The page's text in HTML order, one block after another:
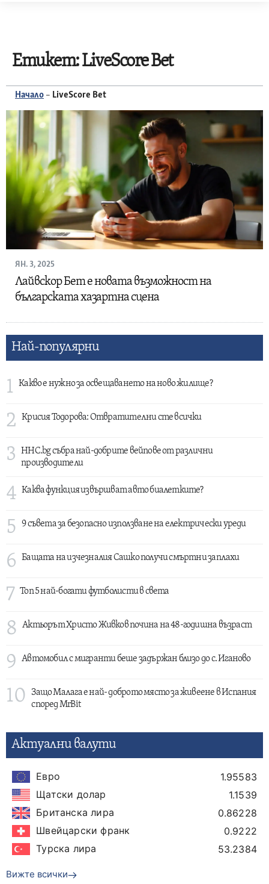
Етикет:LiveScore Bet
Начало – LiveScore Bet
ЯН. 3, 2025
Лайвскор Бет е новата възможност на
българската хазартна сцена
Най-популярни
1 Какво е нужно за освещаването на ново жилище?
2 Крисия Тодорова: Отвратителни сте всички
3
HHC.bg събра най-добрите вейпове от различни
производители
4 Каква функция извършват авто биалетките?
5 9 съвета за безопасно използване на електрически уреди
6 Бащата на изчезналия Сашко получи смъртни заплахи
7 Топ 5 най-богати футболисти в света
8 Актьорът Христо Живков почина на 48-годишна възраст
9 Автомобил с мигранти беше задържан близо до с. Иганово
10
Защо Малага е най- доброто място за живеене в Испания
според MrBit
Актуални валути
Евро
1.95583
Щатски долар
1.1539
Британска лира
0.86228
Швейцарски франк
0.9222
Турска лира
53.2384
Вижте всички